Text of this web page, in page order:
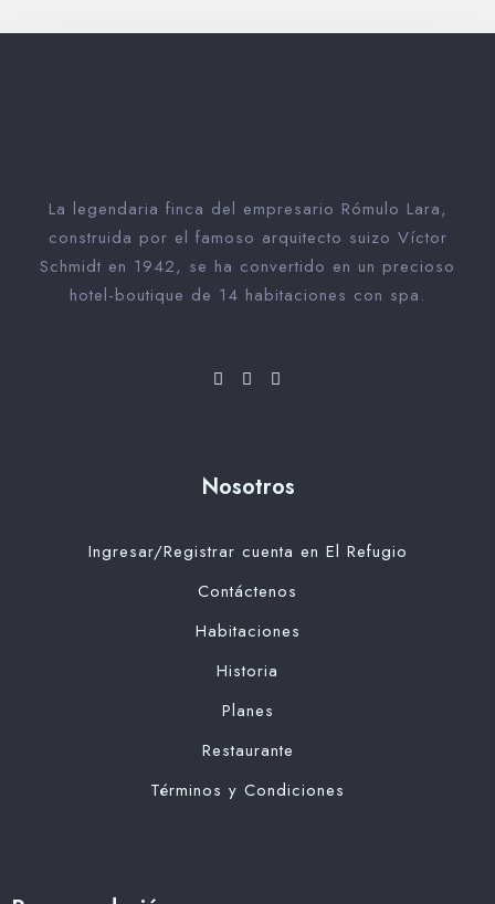
La legendaria finca del empresario Rómulo Lara,
construida por el famoso arquitecto suizo Víctor
Schmidt en 1942, se ha convertido en un precioso
hotel-boutique de 14 habitaciones con spa.
Nosotros
Ingresar/Registrar cuenta en El Refugio
Contáctenos
Habitaciones
Historia
Planes
Restaurante
Términos y Condiciones